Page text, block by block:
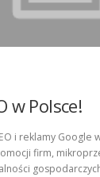
w Polsce!
i reklamy Google
firm,